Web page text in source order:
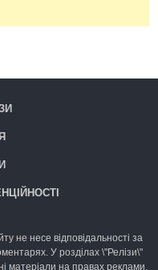
не несе відповідальності за
У розділах \"Релізи\"
матеріали на правах реклами.